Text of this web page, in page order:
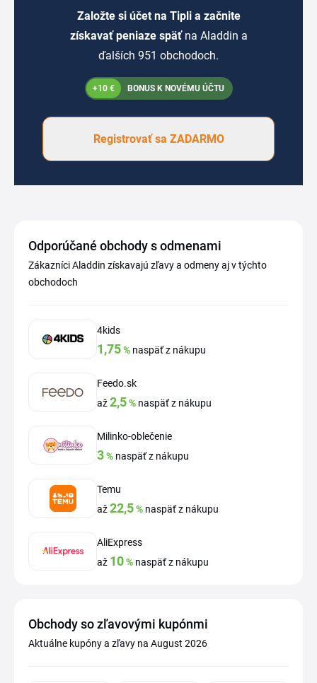
Založte si účet na Tipli a začnite
získavať peniaze späť na Aladdin a
ďalších 951 obchodoch.
+10 € BONUS K NOVÉMU ÚČTU
Registrovať sa ZADARMO
Odporúčané obchody s odmenami
Zákazníci Aladdin získavajú zľavy a odmeny aj v týchto
obchodoch
4kids
1,75% naspäť z nákupu
Feedo.sk
až2,5% naspäť z nákupu
Milinko-oblečenie
3% naspäť z nákupu
Temu
až22,5% naspäť z nákupu
AliExpress
až 10% naspäť z nákupu
Obchody so zľavovými kupónmi
Aktuálne kupóny a zľavy na August 2026